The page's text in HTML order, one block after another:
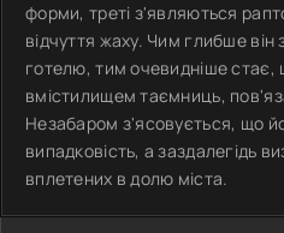
форми, треті з'являються
відчуття жаху. Чим глибше
готелю, тим очевидніше стає,
вмістилищем таємниць,
Незабаром з'ясовується, що
випадковість, а заздалегідь
вплетених в долю міста.